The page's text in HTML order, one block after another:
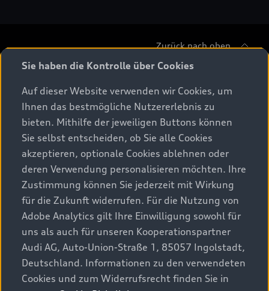
Zurück nach oben
Alle Modelle
Modelle vergleichen
Elektromodelle
Plug-in-Hybride
Beratung & Kauf
Aktuelle Angebote
Sofort verfügbare Neuwagen
Gebrauchtwagen
Audi Gebrauchtwagen :plus
Geschäftskunden
Service & Zubehör
Audi Original Zubehör
Audi Services
Audi digital services
myAudi
Garantie & Unterstützung
Kundenbereich
Kontakt
Audi Partner finden
Probefahrt anfragen
Audi Welt
Audi quattro Cup
Sie haben die Kontrolle über Cookies
Auf dieser Website verwenden wir Cookies, um
Ihnen das bestmögliche Nutzererlebnis zu
bieten. Mithilfe der jeweiligen Buttons können
Sie selbst entscheiden, ob Sie alle Cookies
akzeptieren, optionale Cookies ablehnen oder
deren Verwendung personalisieren möchten. Ihre
Zustimmung können Sie jederzeit mit Wirkung
für die Zukunft widerrufen. Für die Nutzung von
Adobe Analytics gilt Ihre Einwilligung sowohl für
uns als auch für unseren Kooperationspartner
Audi AG, Auto-Union-Straße 1, 85057 Ingolstadt,
Deutschland. Informationen zu den verwendeten
Cookies und zum Widerrufsrecht finden Sie in